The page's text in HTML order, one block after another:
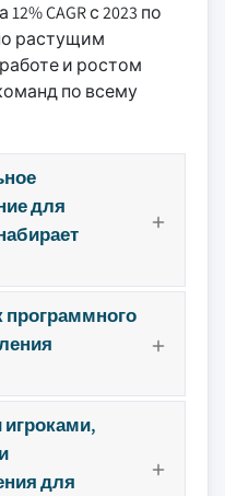
CAGR с 2023 по
растущим
и ростом
по всему
для
программного
для